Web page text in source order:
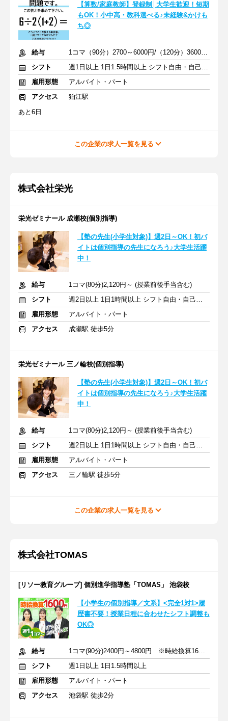
【算数/家庭教師】登録制│大学生歓迎！短期
もOK！小中高・教科選べる♪未経験&かけも
ち◎
給与
1コマ（90分）2700～6000円/（120分）3600～1万2000円 +交通費
シフト
週1日以上 1日1.5時間以上 シフト自由・自己申告
雇用形態
アルバイト・パート
アクセス
狛江駅
あと6日
この企業の求人一覧を見る
株式会社栄光
栄光ゼミナール 成瀬校(個別指導)
【塾の先生(小学生対象)】週2日～OK！初バ
イトは個別指導の先生になろう♪大学生活躍
中！
給与
1コマ(80分)2,120円～ (授業前後手当含む)
シフト
週2日以上 1日1時間以上 シフト自由・自己申告
雇用形態
アルバイト・パート
アクセス
成瀬駅 徒歩5分
栄光ゼミナール 三ノ輪校(個別指導)
【塾の先生(小学生対象)】週2日～OK！初バ
イトは個別指導の先生になろう♪大学生活躍
中！
給与
1コマ(80分)2,120円～ (授業前後手当含む)
シフト
週2日以上 1日1時間以上 シフト自由・自己申告
雇用形態
アルバイト・パート
アクセス
三ノ輪駅 徒歩5分
この企業の求人一覧を見る
株式会社TOMAS
[リソー教育グループ] 個別進学指導塾「TOMAS」 池袋校
【小学生の個別指導／文系】<完全1対1>履
歴書不要！授業日程に合わせたシフト調整も
OK◎
給与
1コマ(90分)2400円～4800円 ※時給換算1600円～3200円
シフト
週1日以上 1日1.5時間以上
雇用形態
アルバイト・パート
アクセス
池袋駅 徒歩2分